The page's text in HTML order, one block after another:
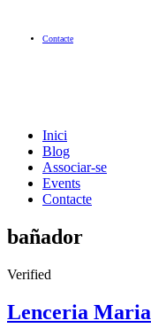
Contacte
Inici
Blog
Associar-se
Events
Contacte
bañador
Verified
Lenceria Maria